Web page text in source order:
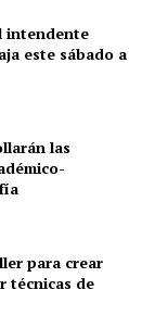
intendente
este sábado a
las
para crear
técnicas de